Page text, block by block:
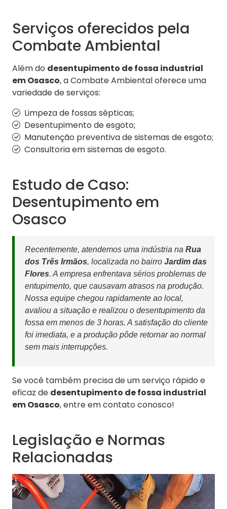
Serviços oferecidos pela
Combate Ambiental
Além do desentupimento de fossa industrial
em Osasco, a Combate Ambiental oferece uma
variedade de serviços:
Limpeza de fossas sépticas;
Desentupimento de esgoto;
Manutenção preventiva de sistemas de esgoto;
Consultoria em sistemas de esgoto.
Estudo de Caso:
Desentupimento em
Osasco
Recentemente, atendemos uma indústria na Rua
dos Três Irmãos, localizada no bairro Jardim das
Flores. A empresa enfrentava sérios problemas de
entupimento, que causavam atrasos na produção.
Nossa equipe chegou rapidamente ao local,
avaliou a situação e realizou o desentupimento da
fossa em menos de 3 horas. A satisfação do cliente
foi imediata, e a produção pôde retornar ao normal
sem mais interrupções.
Se você também precisa de um serviço rápido e
eficaz de desentupimento de fossa industrial
em Osasco, entre em contato conosco!
Legislação e Normas
Relacionadas